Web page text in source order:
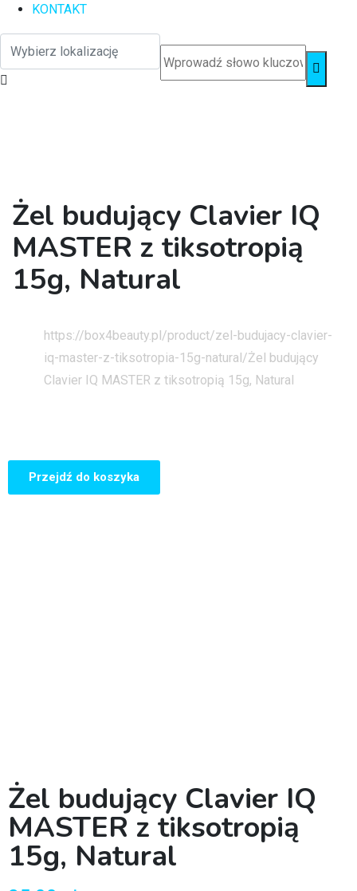
KONTAKT
Żel budujący Clavier IQ
MASTER z tiksotropią
15g, Natural
https://box4beauty.pl/product/zel-budujacy-clavier-
iq-master-z-tiksotropia-15g-natural/Żel budujący
Clavier IQ MASTER z tiksotropią 15g, Natural
Przejdź do koszyka
Żel budujący Clavier IQ
MASTER z tiksotropią
15g, Natural